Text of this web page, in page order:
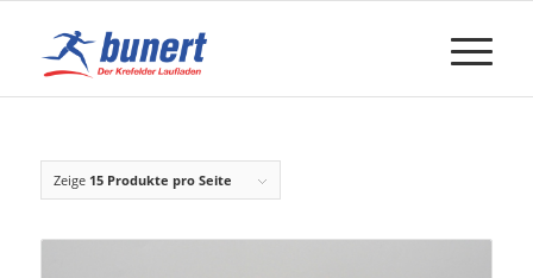
Zeige 15 Produkte pro Seite